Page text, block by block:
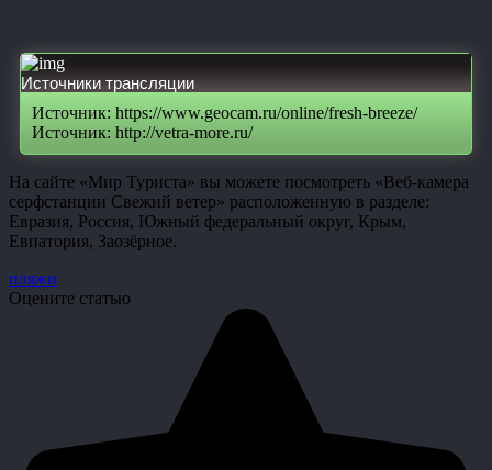
Источники трансляции
Источник: https://www.geocam.ru/online/fresh-breeze/
Источник: http://vetra-more.ru/
На сайте «Мир Туриста» вы можете посмотреть «Веб-камера
серфстанции Свежий ветер» расположенную в разделе:
Евразия, Россия, Южный федеральный округ, Крым,
Евпатория, Заозёрное.
пляжи
Оцените статью